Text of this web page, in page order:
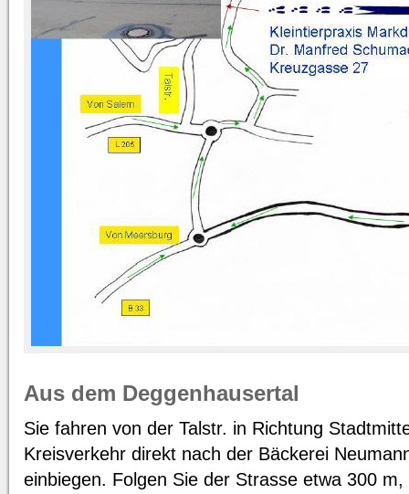
Aus dem Deggenhausertal
Sie fahren von der Talstr. in Richtung
Kreisverkehr direkt nach der Bäckerei
einbiegen. Folgen Sie der Strasse etwa 300